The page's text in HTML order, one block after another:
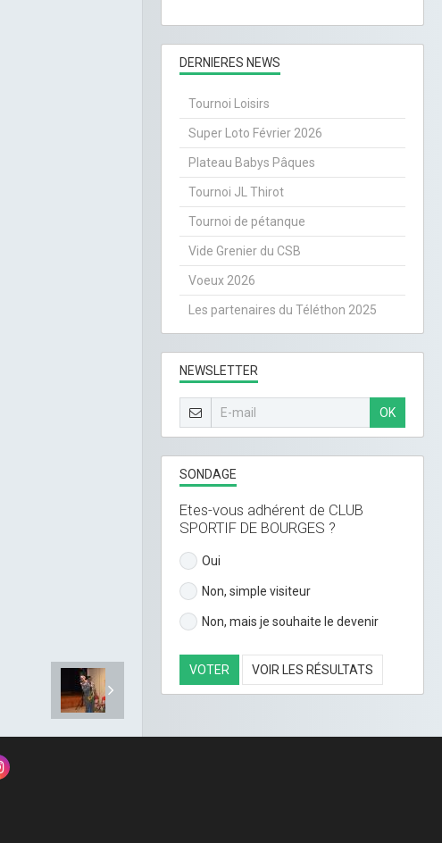
DERNIERES NEWS
Tournoi Loisirs
Super Loto Février 2026
Plateau Babys Pâques
Tournoi JL Thirot
Tournoi de pétanque
Vide Grenier du CSB
Voeux 2026
Les partenaires du Téléthon 2025
NEWSLETTER
OK
SONDAGE
Etes-vous adhérent de CLUB
SPORTIF DE BOURGES ?
Oui
Non, simple visiteur
Non, mais je souhaite le devenir
VOTER VOIR LES RÉSULTATS